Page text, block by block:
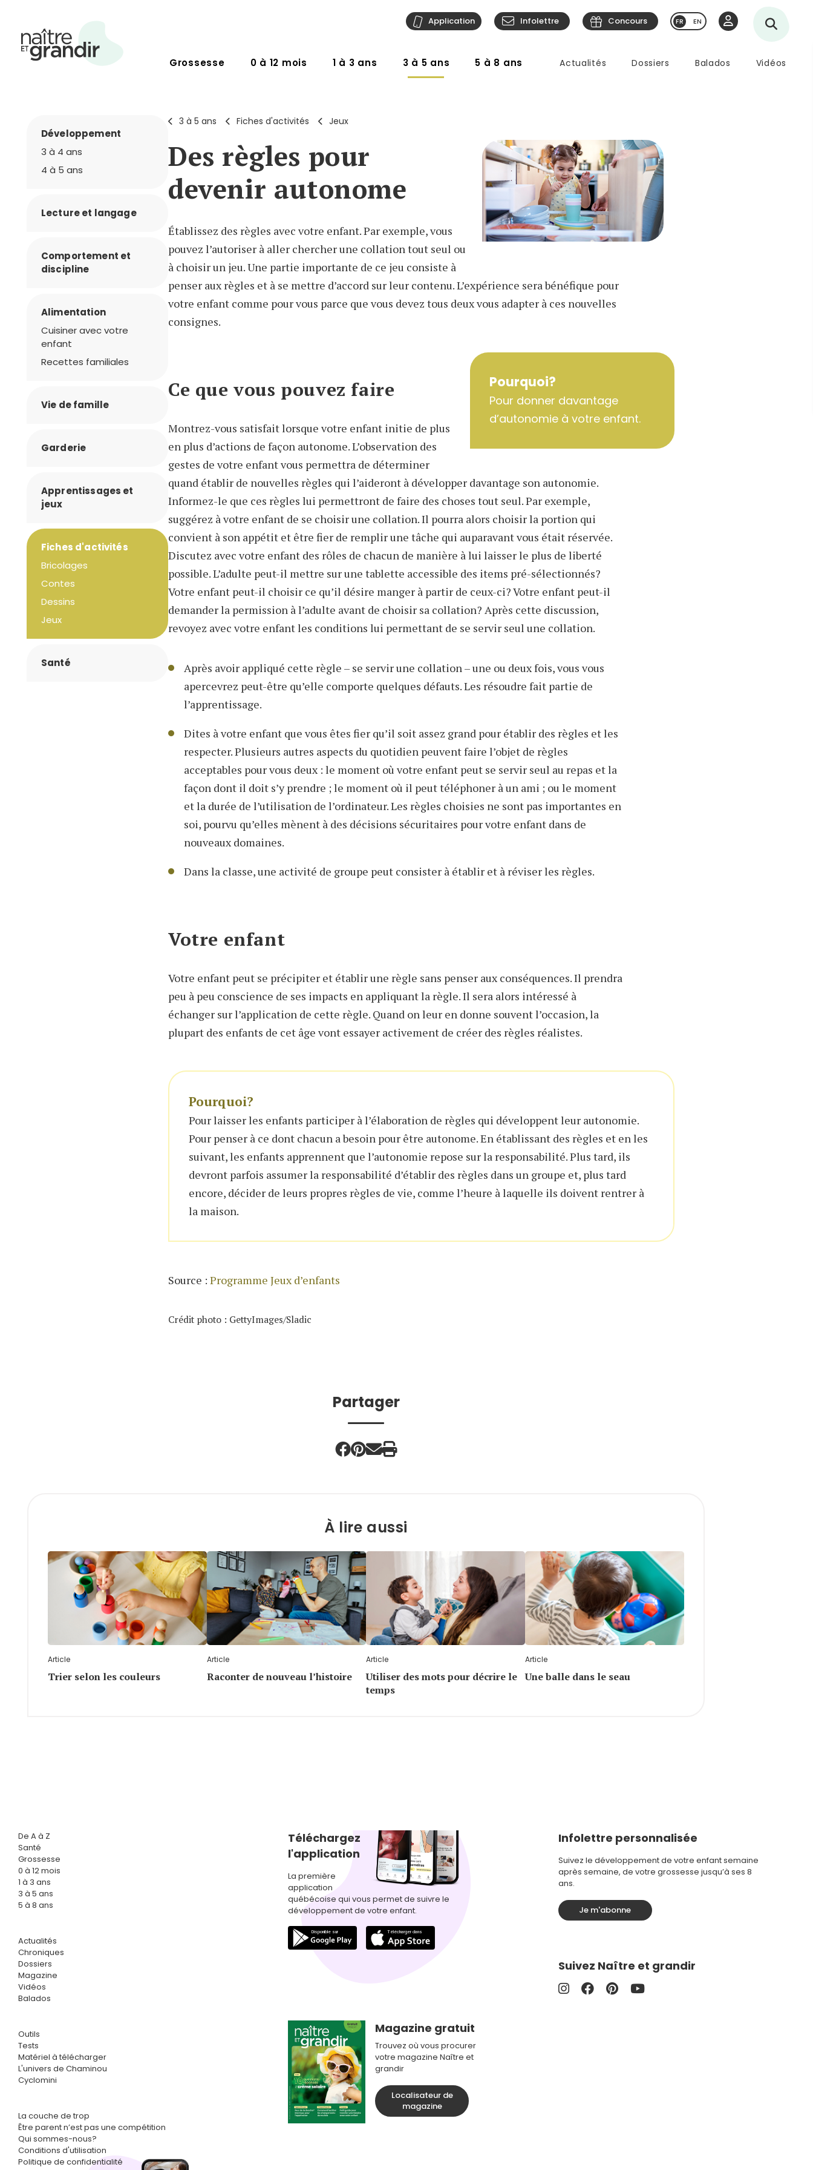
Grossesse 0 à 12 mois 1 à 3 ans 3 à 5 ans 5 à 8 ans Actualités Dossiers Balados Vidéos
Application Infolettre Concours EN
3 à 5 ans Fiches d'activités Jeux
Des règles pour
devenir autonome
Établissez des règles avec votre enfant. Par exemple, vous
pouvez l’autoriser à aller chercher une collation tout seul ou
à choisir un jeu. Une partie importante de ce jeu consiste à
penser aux règles et à se mettre d’accord sur leur contenu. L’expérience sera bénéfique pour
votre enfant comme pour vous parce que vous devez tous deux vous adapter à ces nouvelles
consignes.
Pourquoi?
Pour donner davantage
d’autonomie à votre enfant.
Ce que vous pouvez faire
Montrez-vous satisfait lorsque votre enfant initie de plus
en plus d’actions de façon autonome. L’observation des
gestes de votre enfant vous permettra de déterminer
quand établir de nouvelles règles qui l’aideront à développer davantage son autonomie.
Informez-le que ces règles lui permettront de faire des choses tout seul. Par exemple,
suggérez à votre enfant de se choisir une collation. Il pourra alors choisir la portion qui
convient à son appétit et être fier de remplir une tâche qui auparavant vous était réservée.
Discutez avec votre enfant des rôles de chacun de manière à lui laisser le plus de liberté
possible. L’adulte peut-il mettre sur une tablette accessible des items pré-sélectionnés?
Votre enfant peut-il choisir ce qu’il désire manger à partir de ceux-ci? Votre enfant peut-il
demander la permission à l’adulte avant de choisir sa collation? Après cette discussion,
revoyez avec votre enfant les conditions lui permettant de se servir seul une collation.
Après avoir appliqué cette règle – se servir une collation – une ou deux fois, vous vous
apercevrez peut-être qu’elle comporte quelques défauts. Les résoudre fait partie de
l’apprentissage.
Dites à votre enfant que vous êtes fier qu’il soit assez grand pour établir des règles et les
respecter. Plusieurs autres aspects du quotidien peuvent faire l’objet de règles
acceptables pour vous deux : le moment où votre enfant peut se servir seul au repas et la
façon dont il doit s’y prendre ; le moment où il peut téléphoner à un ami ; ou le moment
et la durée de l’utilisation de l’ordinateur. Les règles choisies ne sont pas importantes en
soi, pourvu qu’elles mènent à des décisions sécuritaires pour votre enfant dans de
nouveaux domaines.
Dans la classe, une activité de groupe peut consister à établir et à réviser les règles.
Votre enfant
Votre enfant peut se précipiter et établir une règle sans penser aux conséquences. Il prendra
peu à peu conscience de ses impacts en appliquant la règle. Il sera alors intéressé à
échanger sur l’application de cette règle. Quand on leur en donne souvent l’occasion, la
plupart des enfants de cet âge vont essayer activement de créer des règles réalistes.
Pourquoi?
Pour laisser les enfants participer à l’élaboration de règles qui développent leur autonomie.
Pour penser à ce dont chacun a besoin pour être autonome. En établissant des règles et en les
suivant, les enfants apprennent que l’autonomie repose sur la responsabilité. Plus tard, ils
devront parfois assumer la responsabilité d’établir des règles dans un groupe et, plus tard
encore, décider de leurs propres règles de vie, comme l’heure à laquelle ils doivent rentrer à
la maison.
Source : Programme Jeux d’enfants
Crédit photo : GettyImages/Sladic
Partager
À lire aussi
Article
Trier selon les couleurs
Article
Raconter de nouveau l’histoire
Article
Utiliser des mots pour décrire le
temps
Article
Une balle dans le seau
Développement
3 à 4 ans
4 à 5 ans
Lecture et langage
Comportement et
discipline
Alimentation
Cuisiner avec votre
enfant
Recettes familiales
Vie de famille
Garderie
Apprentissages et
jeux
Fiches d'activités
Bricolages
Contes
Dessins
Jeux
Santé
De A à Z
Santé
Grossesse
0 à 12 mois
1 à 3 ans
3 à 5 ans
5 à 8 ans
Actualités
Chroniques
Dossiers
Magazine
Vidéos
Balados
Outils
Tests
Matériel à télécharger
L'univers de Chaminou
Cyclomini
La couche de trop
Être parent n’est pas une compétition
Qui sommes-nous?
Conditions d'utilisation
Politique de confidentialité
Téléchargez
l'application
La première
application
québécoise qui vous permet de suivre le
développement de votre enfant.
Magazine gratuit
Trouvez où vous procurer
votre magazine Naître et
grandir
Localisateur de
magazine
Infolettre personnalisée
Suivez le développement de votre enfant semaine
après semaine, de votre grossesse jusqu’à ses 8
ans.
Je m'abonne
Suivez Naître et grandir